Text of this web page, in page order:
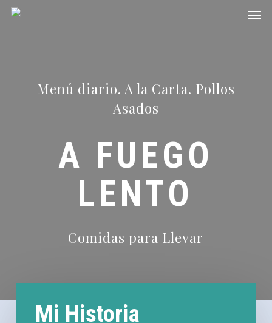
Skip
Menú diario. A la Carta. Pollos
Asados
A FUEGO
LENTO
Comidas para Llevar
Mi Historia